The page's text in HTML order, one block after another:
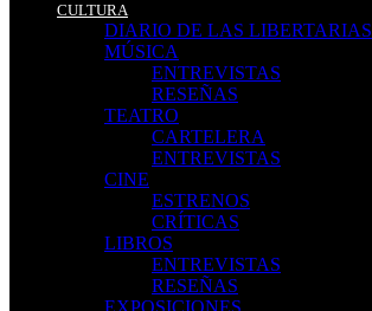
CULTURA
DIARIO DE LAS LIBERTARIAS
MÚSICA
ENTREVISTAS
RESEÑAS
TEATRO
CARTELERA
ENTREVISTAS
CINE
ESTRENOS
CRÍTICAS
LIBROS
ENTREVISTAS
RESEÑAS
EXPOSICIONES